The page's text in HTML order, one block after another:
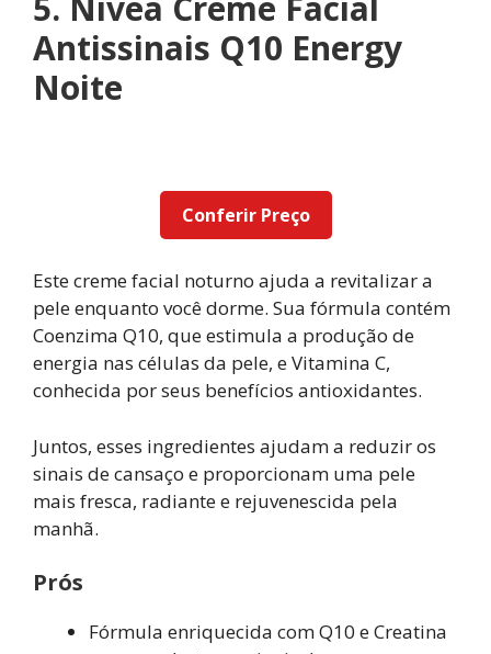
Antissinais Q10 Energy
Noite
Conferir Preço
Este creme facial noturno ajuda a revitalizar a
pele enquanto você dorme. Sua fórmula contém
Coenzima Q10, que estimula a produção de
energia nas células da pele, e Vitamina C,
conhecida por seus benefícios antioxidantes.
Juntos, esses ingredientes ajudam a reduzir os
sinais de cansaço e proporcionam uma pele
mais fresca, radiante e rejuvenescida pela
manhã.
Prós
Fórmula enriquecida com Q10 e Creatina